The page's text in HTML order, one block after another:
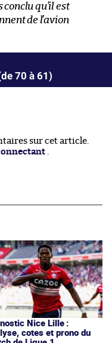
qu’il est
de l’avion
70 à 61)
sur cet article.
Nice Lille :
cotes et prono du